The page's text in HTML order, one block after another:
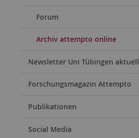
Forum
Archiv attempto online
Newsletter Uni Tübingen aktuell
Forschungsmagazin Attempto
Publikationen
Social Media